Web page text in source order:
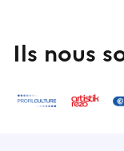
Ils nous